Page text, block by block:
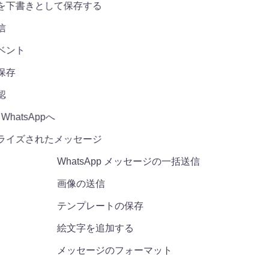
書きとして保存する
ト
へ
ズされたメッセージ
WhatsApp メッセージの一括送信
画像の送信
テンプレートの保存
絵文字を追加する
メッセージのフォーマット